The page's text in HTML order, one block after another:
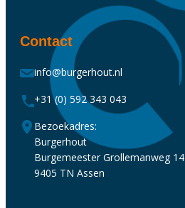
Contact
info@burgerhout.nl
+31 (0) 592 343 043
Bezoekadres:
Burgerhout
Burgemeester Grollemanweg 14
9405 TN Assen